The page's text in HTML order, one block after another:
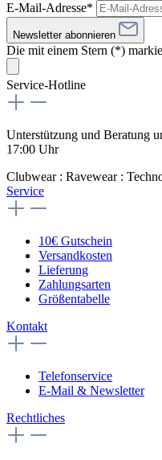
E-Mail-Adresse*
Newsletter abonnieren
Die mit einem Stern (*)
Service-Hotline
Unterstützung und Beratung
17:00 Uhr
Clubwear : Ravewear :
Service
10€ Gutschein
Versandkosten
Lieferung
Zahlungsarten
Größentabelle
Kontakt
Telefonservice
E-Mail & Newsletter
Rechtliches